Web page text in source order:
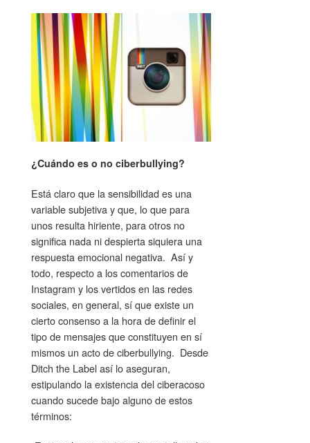
¿Cuándo es o no ciberbullying?
Está claro que la sensibilidad es una
variable subjetiva y que, lo que para
unos resulta hiriente, para otros no
significa nada ni despierta siquiera una
respuesta emocional negativa. Así y
todo, respecto a los comentarios de
Instagram y los vertidos en las redes
sociales, en general, sí que existe un
cierto consenso a la hora de definir el
tipo de mensajes que constituyen en sí
mismos un acto de ciberbullying. Desde
Ditch the Label así lo aseguran,
estipulando la existencia del ciberacoso
cuando sucede bajo alguno de estos
términos: